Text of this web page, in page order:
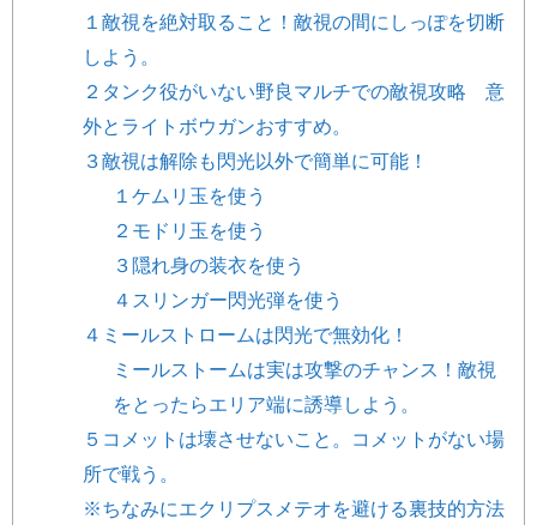
１敵視を絶対取ること！敵視の間にしっぽを切断
しよう。
２タンク役がいない野良マルチでの敵視攻略 意
外とライトボウガンおすすめ。
３敵視は解除も閃光以外で簡単に可能！
１ケムリ玉を使う
２モドリ玉を使う
３隠れ身の装衣を使う
４スリンガー閃光弾を使う
４ミールストロームは閃光で無効化！
ミールストームは実は攻撃のチャンス！敵視
をとったらエリア端に誘導しよう。
５コメットは壊させないこと。コメットがない場
所で戦う。
※ちなみにエクリプスメテオを避ける裏技的方法